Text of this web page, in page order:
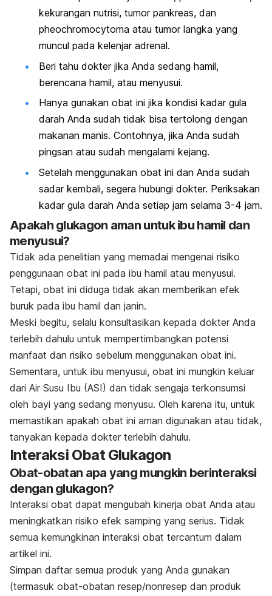
kekurangan nutrisi, tumor pankreas, dan
pheochromocytoma atau tumor langka yang
muncul pada kelenjar adrenal.
Beri tahu dokter jika Anda sedang hamil,
berencana hamil, atau menyusui.
Hanya gunakan obat ini jika kondisi kadar gula
darah Anda sudah tidak bisa tertolong dengan
makanan manis. Contohnya, jika Anda sudah
pingsan atau sudah mengalami kejang.
Setelah menggunakan obat ini dan Anda sudah
sadar kembali, segera hubungi dokter. Periksakan
kadar gula darah Anda setiap jam selama 3-4 jam.
Apakah glukagon aman untuk ibu hamil dan
menyusui?
Tidak ada penelitian yang memadai mengenai risiko
penggunaan obat ini pada ibu hamil atau menyusui.
Tetapi, obat ini diduga tidak akan memberikan efek
buruk pada ibu hamil dan janin.
Meski begitu, selalu konsultasikan kepada dokter Anda
terlebih dahulu untuk mempertimbangkan potensi
manfaat dan risiko sebelum menggunakan obat ini.
Sementara, untuk ibu menyusui, obat ini mungkin keluar
dari Air Susu Ibu (ASI) dan tidak sengaja terkonsumsi
oleh bayi yang sedang menyusu. Oleh karena itu, untuk
memastikan apakah obat ini aman digunakan atau tidak,
tanyakan kepada dokter terlebih dahulu.
Interaksi Obat Glukagon
Obat-obatan apa yang mungkin berinteraksi
dengan glukagon?
Interaksi obat dapat mengubah kinerja obat Anda atau
meningkatkan risiko efek samping yang serius. Tidak
semua kemungkinan interaksi obat tercantum dalam
artikel ini.
Simpan daftar semua produk yang Anda gunakan
(termasuk obat-obatan resep/nonresep dan produk